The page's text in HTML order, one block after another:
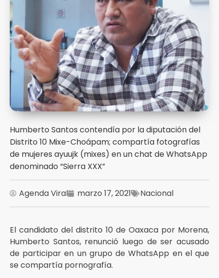
Humberto Santos contendía por la diputación del
Distrito 10 Mixe-Choápam; compartía fotografías
de mujeres ayuujk (mixes) en un chat de WhatsApp
denominado “Sierra XXX”
Agenda Viral marzo 17, 2021 Nacional
El candidato del distrito 10 de Oaxaca por Morena,
Humberto Santos, renunció luego de ser acusado
de participar en un grupo de WhatsApp en el que
se compartía pornografía.